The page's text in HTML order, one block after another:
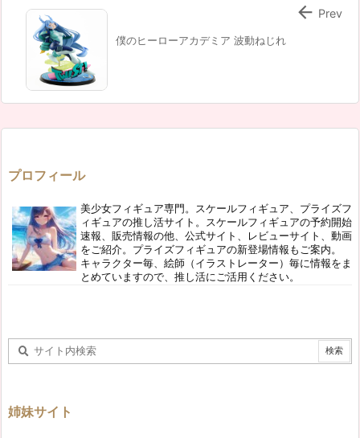
僕のヒーローアカデミア 波動ねじれ
 Prev
プロフィール
美少女フィギュア専門。スケールフィギュア、プライズフ
ィギュアの推し活サイト。スケールフィギュアの予約開始
速報、販売情報の他、公式サイト、レビューサイト、動画
をご紹介。プライズフィギュアの新登場情報もご案内。
キャラクター毎、絵師（イラストレーター）毎に情報をま
とめていますので、推し活にご活用ください。
姉妹サイト